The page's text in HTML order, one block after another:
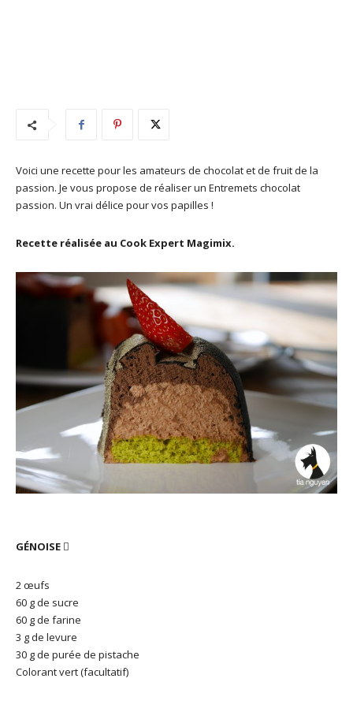
Voici une recette pour les amateurs de chocolat et de fruit de la
passion. Je vous propose de réaliser un Entremets chocolat
passion. Un vrai délice pour vos papilles !
Recette réalisée au Cook Expert Magimix.
GÉNOISE 
2 œufs
60 g de sucre
60 g de farine
3 g de levure
30 g de purée de pistache
Colorant vert (facultatif)